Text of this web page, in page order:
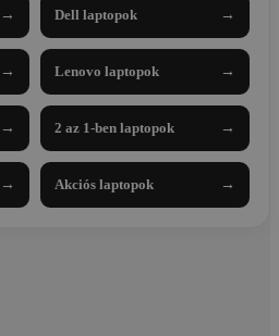
→ Dell laptopok →
→ Lenovo laptopok →
→ 2 az 1-ben laptopok →
→ Akciós laptopok →